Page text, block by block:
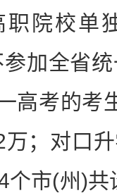
院校单
参加全省
高考的考
；对口
个市(州)